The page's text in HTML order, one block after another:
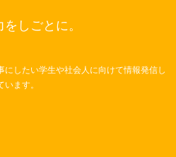
をしごとに。
にしたい学生や社会人に向けて情報発信し
います。